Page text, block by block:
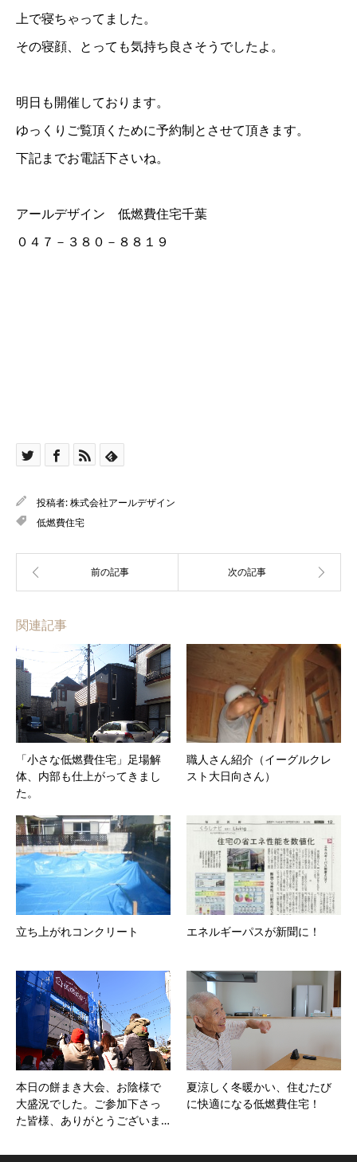
上で寝ちゃってました。
その寝顔、とっても気持ち良さそうでしたよ。
明日も開催しております。
ゆっくりご覧頂くために予約制とさせて頂きます。
下記までお電話下さいね。
アールデザイン 低燃費住宅千葉
０４７－３８０－８８１９
投稿者:株式会社アールデザイン
低燃費住宅
関連記事
「小さな低燃費住宅」足場解
体、内部も仕上がってきまし
た。
職人さん紹介（イーグルクレ
スト大日向さん）
立ち上がれコンクリート エネルギーパスが新聞に！
本日の餅まき大会、お陰様で
大盛況でした。ご参加下さっ
た皆様、ありがとうございま…
夏涼しく冬暖かい、住むたび
に快適になる低燃費住宅！